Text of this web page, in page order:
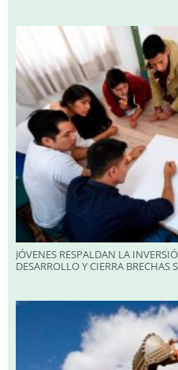
JÓVENES RESPALDAN LA
DESARROLLO Y CIERRA BRECHAS